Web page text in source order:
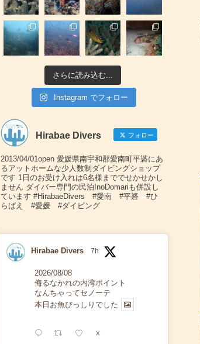
さらに読み込む...
Instagram でフォロー
Hirabae Divers フォロー
2013/04/01open 愛媛県南宇和郡愛南町平碆にあ
るアットホームな少人数制ダイビングショップ
です 1日のお受け入れは6名様まででせかせかし
ません ダイバー専門の民泊InoDomariも併設し
ています #HirabaeDivers #愛南 #平碆 #ひ
らばえ #愛媛 #ダイビング
Hirabae Divers 7h
2026/08/08
侮るなかれの内湾ポイント
なんちゃってセノーテ
本日お魚びっしりでした
X